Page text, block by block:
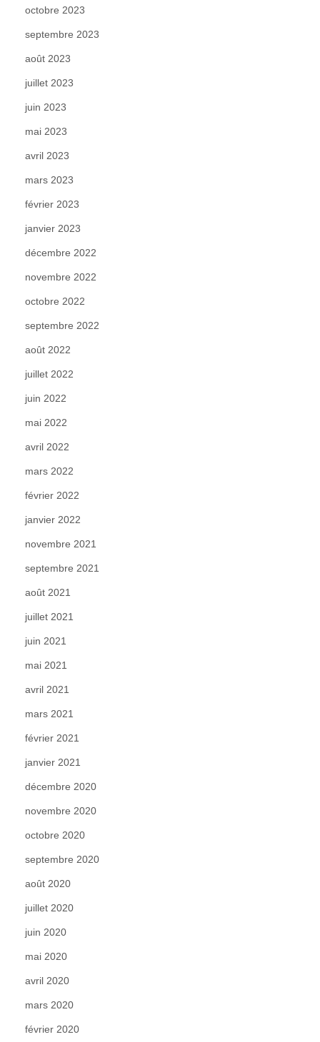
octobre 2023
septembre 2023
août 2023
juillet 2023
juin 2023
mai 2023
avril 2023
mars 2023
février 2023
janvier 2023
décembre 2022
novembre 2022
octobre 2022
septembre 2022
août 2022
juillet 2022
juin 2022
mai 2022
avril 2022
mars 2022
février 2022
janvier 2022
novembre 2021
septembre 2021
août 2021
juillet 2021
juin 2021
mai 2021
avril 2021
mars 2021
février 2021
janvier 2021
décembre 2020
novembre 2020
octobre 2020
septembre 2020
août 2020
juillet 2020
juin 2020
mai 2020
avril 2020
mars 2020
février 2020